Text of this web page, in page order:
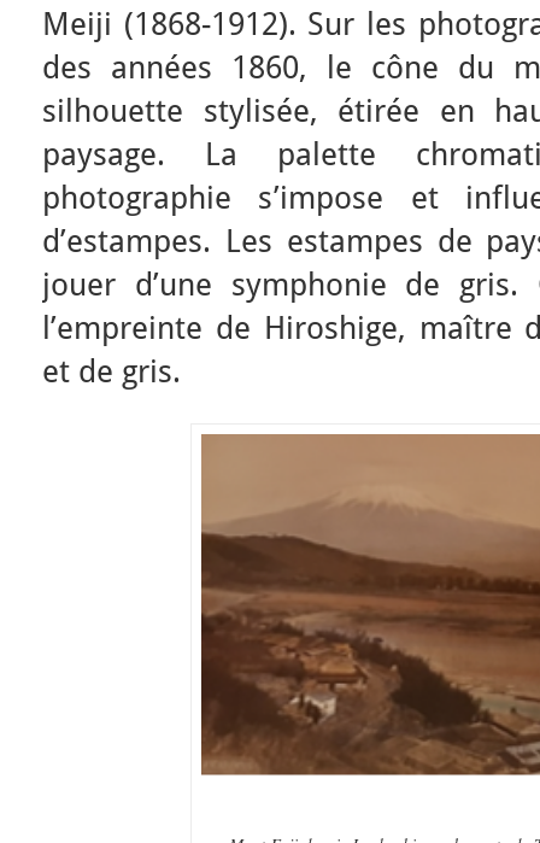
Meiji (1868-1912). Sur les
des années 1860, le cône du
silhouette stylisée, étirée en
paysage. La palette
photographie s’impose et
d’estampes. Les estampes de
jouer d’une symphonie de
l’empreinte de Hiroshige, maître
et de gris.